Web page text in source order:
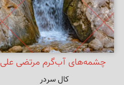
چشمه‌های آب‌گرم مرتضی علی